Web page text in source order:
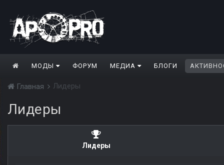
МОДЫ ФОРУМ МЕДИА БЛОГИ
Главная Лидеры
Лидеры
Лидеры